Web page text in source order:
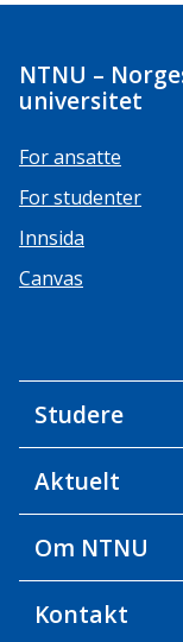
NTNU –
universitet
For ansatte
For studenter
Innsida
Canvas
Studere
Aktuelt
Om NTNU
Kontakt